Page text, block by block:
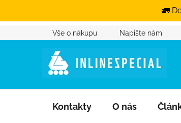
🚛
Přejít na obsahVše o nákupu Napište nám
Kontakty O nás